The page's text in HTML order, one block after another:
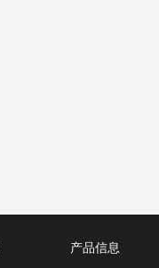
产品信息